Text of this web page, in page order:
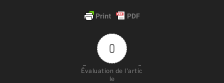
0
Évaluation de l'artic
le